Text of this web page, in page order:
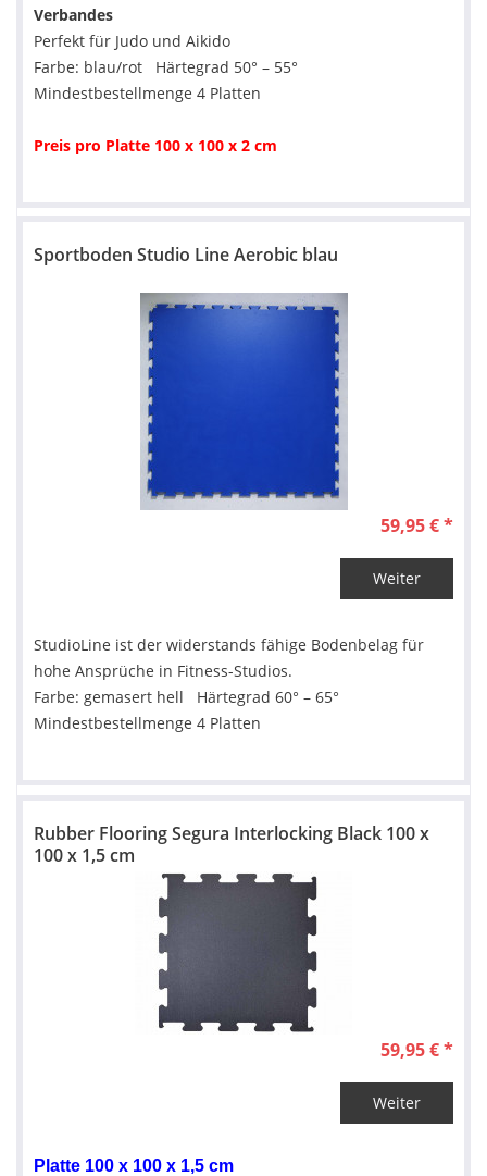
Verbandes
Perfekt für Judo und Aikido
Farbe: blau/rot Härtegrad 50° – 55°
Mindestbestellmenge 4 Platten
Preis pro Platte 100 x 100 x 2 cm
Sportboden Studio Line Aerobic blau
59,95 € *
Weiter
StudioLine ist der widerstands fähige Bodenbelag für
hohe Ansprüche in Fitness-Studios.
Farbe: gemasert hell Härtegrad 60° – 65°
Mindestbestellmenge 4 Platten
Rubber Flooring Segura Interlocking Black 100 x
100 x 1,5 cm
59,95 € *
Weiter
Platte 100 x 100 x 1,5 cm